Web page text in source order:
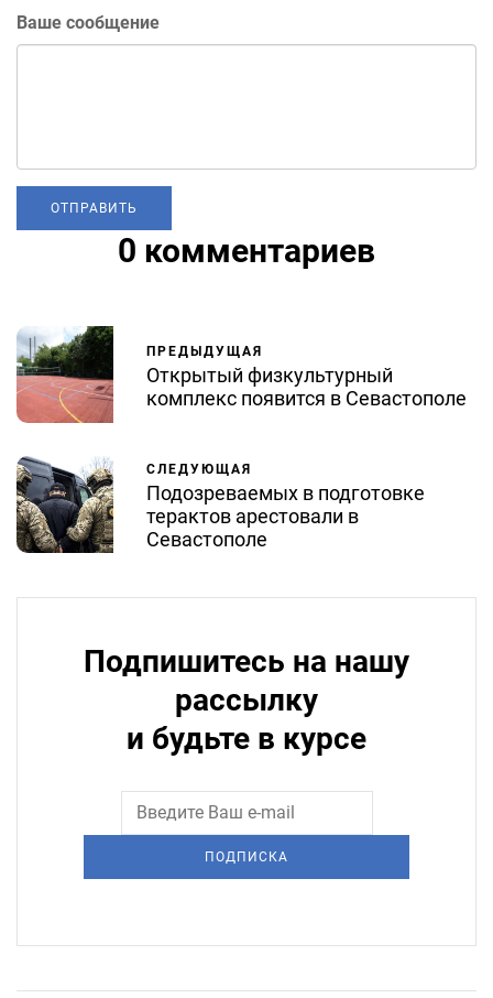
Ваше сообщение
0 комментариев
ПРЕДЫДУЩАЯ
Открытый физкультурный
комплекс появится в Севастополе
СЛЕДУЮЩАЯ
Подозреваемых в подготовке
терактов арестовали в
Севастополе
Подпишитесь на нашу
рассылку
и будьте в курсе
ПОДПИСКА